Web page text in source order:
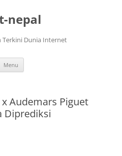
nepal
Terkini Dunia Internet
Menu
Audemars Piguet
Diprediksi